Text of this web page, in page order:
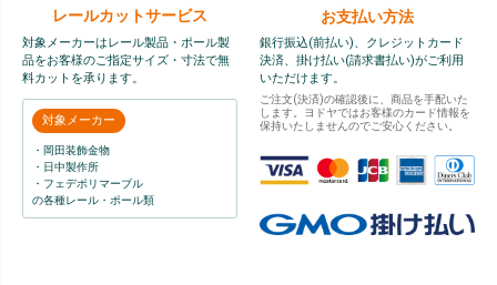
レールカットサービス
対象メーカーはレール製品・ポール製
品をお客様のご指定サイズ・寸法で無
料カットを承ります。
対象メーカー
・岡田装飾金物
・日中製作所
・フェデポリマーブル
の各種レール・ポール類
お支払い方法
銀行振込(前払い)、クレジットカード
決済、掛け払い(請求書払い)がご利用
いただけます。
ご注文(決済)の確認後に、商品を手配いた
します。ヨドヤではお客様のカード情報を
保持いたしませんのでご安心ください。